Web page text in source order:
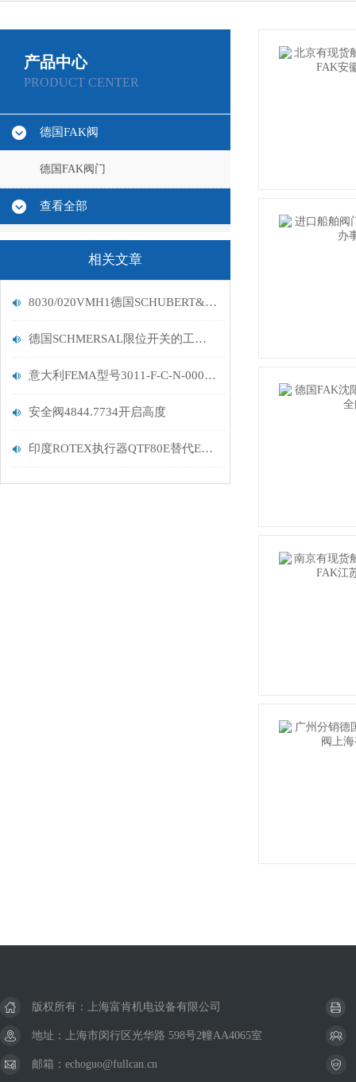
产品中心
PRODUCT CENTER
德国FAK阀
德国FAK阀门
查看全部
相关文章
8030/020VMH1德国SCHUBERT&SALZER舒伯特
德国SCHMERSAL限位开关的工作原理及机构组成
意大利FEMA型号3011-F-C-N-000安全阀安装特点
安全阀4844.7734开启高度
印度ROTEX执行器QTF80E替代ECF80E
版权所有：上海富肯机电设备有限公司
地址：上海市闵行区光华路 598号2幢AA4065室
邮箱：echoguo@fullcan.cn